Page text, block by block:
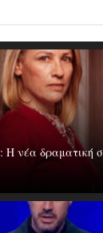
Η νέα δραματική